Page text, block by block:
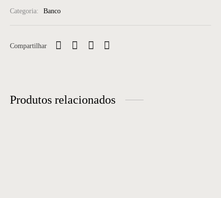
Categoria: Banco
Compartilhar
Produtos relacionados